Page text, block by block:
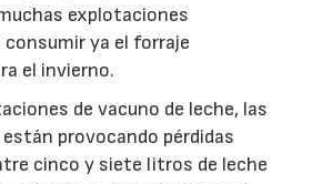
explotaciones
ya el forraje
el invierno.
de vacuno de leche, las
provocando pérdidas
cinco y siete litros de leche